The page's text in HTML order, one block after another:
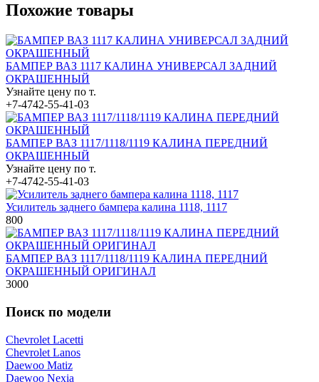
Похожие товары
БАМПЕР ВАЗ 1117 КАЛИНА УНИВЕРСАЛ ЗАДНИЙ
ОКРАШЕННЫЙ
Узнайте цену по т.
+7-4742-55-41-03
БАМПЕР ВАЗ 1117/1118/1119 КАЛИНА ПЕРЕДНИЙ
ОКРАШЕННЫЙ
Узнайте цену по т.
+7-4742-55-41-03
Усилитель заднего бампера калина 1118, 1117
800
БАМПЕР ВАЗ 1117/1118/1119 КАЛИНА ПЕРЕДНИЙ
ОКРАШЕННЫЙ ОРИГИНАЛ
3000
Поиск по модели
Chevrolet Lacetti
Chevrolet Lanos
Daewoo Matiz
Daewoo Nexia